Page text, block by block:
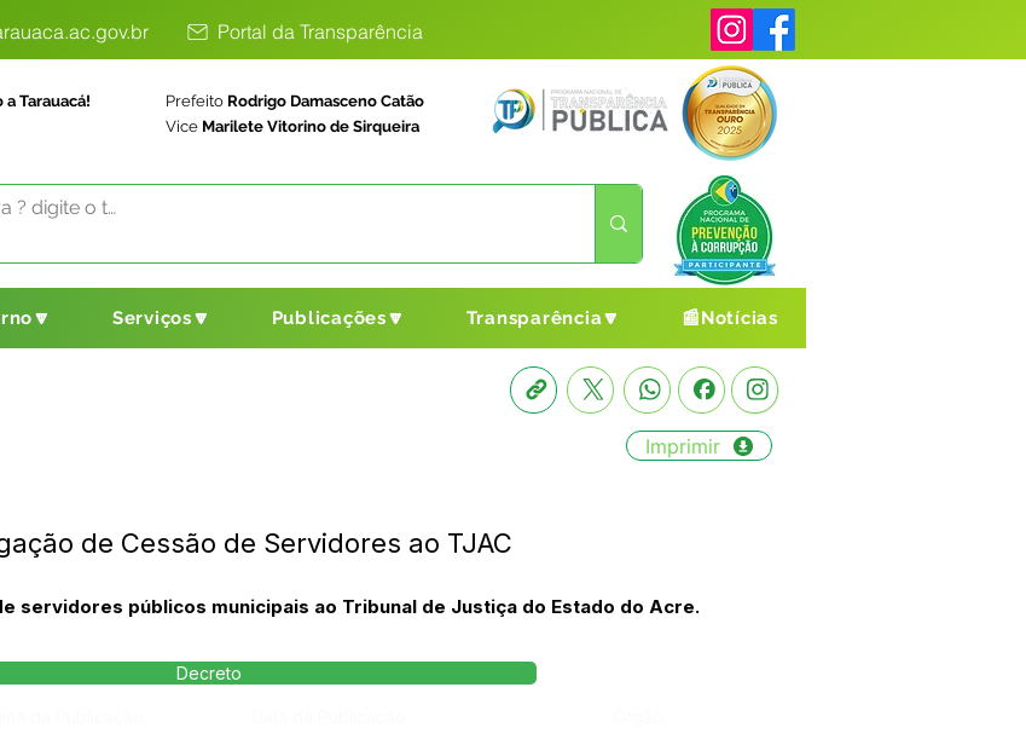
Portal da Transparência
Tarauacá! Prefeito Rodrigo Damasceno Catão
Vice Marilete Vitorino de Sirqueira
Serviços🔽 Publicações🔽 Transparência🔽 📰Notícias
Imprimir
de Cessão de Servidores ao TJAC
servidores públicos municipais ao Tribunal de Justiça do Estado do Acre.
Decreto